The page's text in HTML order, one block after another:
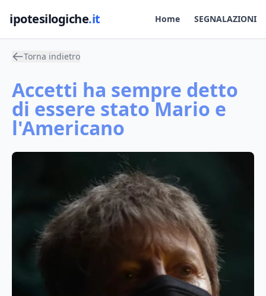
ipotesilogiche.it Home SEGNALAZIONI
Torna indietro
Accetti ha sempre detto
di essere stato Mario e
l'Americano